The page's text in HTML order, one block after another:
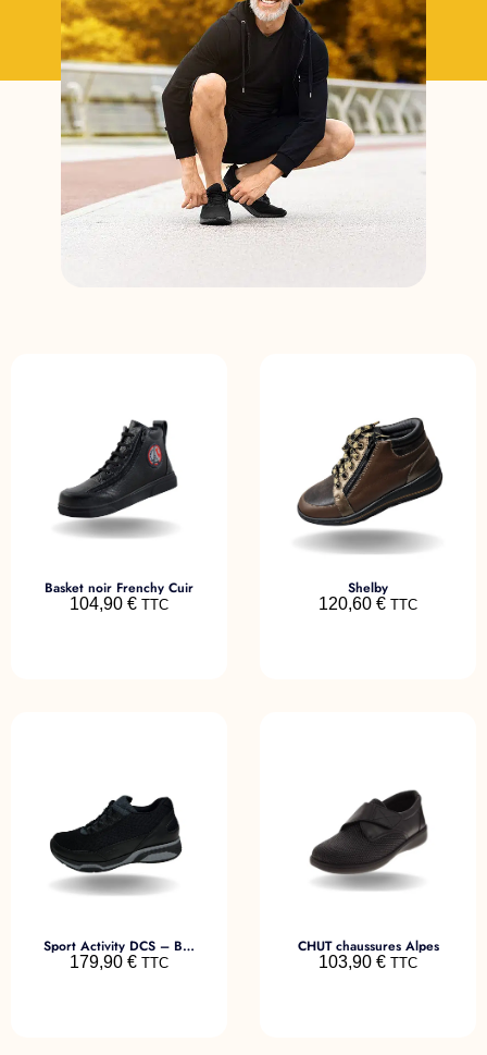
Basket noir Frenchy Cuir
104,90 € TTC
Shelby
120,60 € TTC
Sport Activity DCS – Baskets
179,90 € TTC
CHUT chaussures Alpes
103,90 € TTC